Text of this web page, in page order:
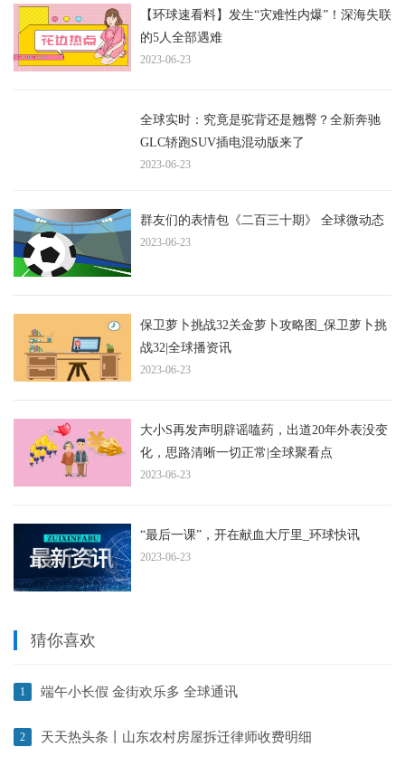
【环球速看料】发生“灾难性内爆”！深海失联
的5人全部遇难
2023-06-23
全球实时：究竟是驼背还是翘臀？全新奔驰
GLC轿跑SUV插电混动版来了
2023-06-23
群友们的表情包《二百三十期》 全球微动态
2023-06-23
保卫萝卜挑战32关金萝卜攻略图_保卫萝卜挑
战32|全球播资讯
2023-06-23
大小S再发声明辟谣嗑药，出道20年外表没变
化，思路清晰一切正常|全球聚看点
2023-06-23
“最后一课”，开在献血大厅里_环球快讯
2023-06-23
猜你喜欢
1 端午小长假 金街欢乐多 全球通讯
2 天天热头条丨山东农村房屋拆迁律师收费明细